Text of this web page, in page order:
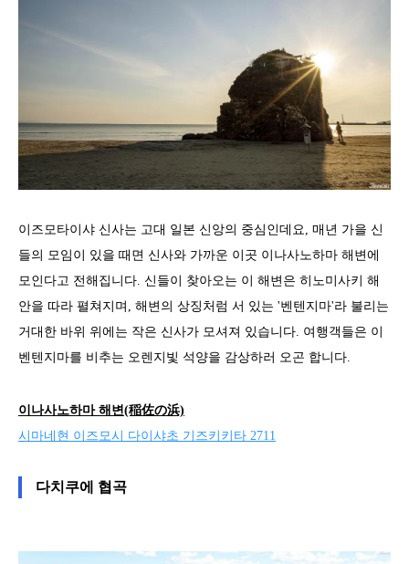
이즈모타이샤 신사는 고대 일본 신앙의 중심인데요, 매년 가을 신
들의 모임이 있을 때면 신사와 가까운 이곳 이나사노하마 해변에
모인다고 전해집니다. 신들이 찾아오는 이 해변은 히노미사키 해
안을 따라 펼쳐지며, 해변의 상징처럼 서 있는 '벤텐지마'라 불리는
거대한 바위 위에는 작은 신사가 모셔져 있습니다. 여행객들은 이
벤텐지마를 비추는 오렌지빛 석양을 감상하러 오곤 합니다.
이나사노하마 해변(稲佐の浜)
시마네현 이즈모시 다이샤초 기즈키키타 2711
다치쿠에 협곡